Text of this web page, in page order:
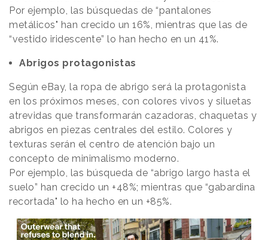
Por ejemplo, las búsquedas de “pantalones
metálicos" han crecido un 16%, mientras que las de
“vestido iridescente” lo han hecho en un 41%.
Abrigos protagonistas
Según eBay, la ropa de abrigo será la protagonista
en los próximos meses, con colores vivos y siluetas
atrevidas que transformarán cazadoras, chaquetas y
abrigos en piezas centrales del estilo. Colores y
texturas serán el centro de atención bajo un
concepto de minimalismo moderno.
Por ejemplo, las búsqueda de “abrigo largo hasta el
suelo” han crecido un +48%; mientras que “gabardina
recortada" lo ha hecho en un +85%.